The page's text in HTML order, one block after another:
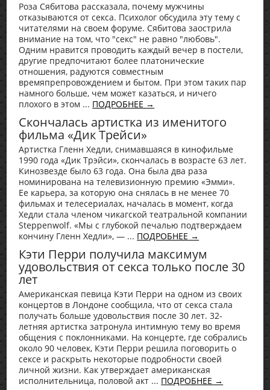
Роза Сябитова рассказала, почему мужчины
отказываются от секса. Психолог обсудила эту тему с
читателями на своем форуме. Сябитова заострила
внимание на том, что "секс" не равно "любовь".
Одним нравится проводить каждый вечер в постели,
другие предпочитают более платонические
отношения, радуются совместным
времяпрепровождением и бытом. При этом таких пар
намного больше, чем может казаться, и ничего
плохого в этом ... ПОДРОБНЕЕ →
Скончалась артистка из именитого
фильма «Дик Трейси»
Артистка Гленн Хедли, снимавшаяся в кинофильме
1990 года «Дик Трэйси», скончалась в возрасте 63 лет.
Кинозвезде было 63 года. Она была два раза
номинирована на телевизионную премию «Эмми».
Ее карьера, за которую она снялась в не менее 70
фильмах и телесериалах, началась в момент, когда
Хедли стала членом чикагской театральной компании
Steppenwolf. «Мы с глубокой печалью подтверждаем
кончину Гленн Хедли», — ... ПОДРОБНЕЕ →
Кэти Перри получила максимум
удовольствия от секса только после 30
лет
Американская певица Кэти Перри на одном из своих
концертов в Лондоне сообщила, что от секса стала
получать больше удовольствия после 30 лет. 32-
летняя артистка затронула интимную тему во время
общения с поклонниками. На концерте, где собрались
около 90 человек, Кэти Перри решила поговорить о
сексе и раскрыть некоторые подробности своей
личной жизни. Как утверждает американская
исполнительница, половой акт ... ПОДРОБНЕЕ →